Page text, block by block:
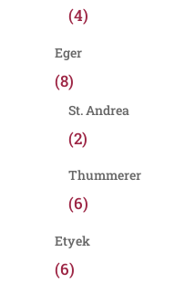
(4)
Eger
(8)
St. Andrea
(2)
Thummerer
(6)
Etyek
(6)